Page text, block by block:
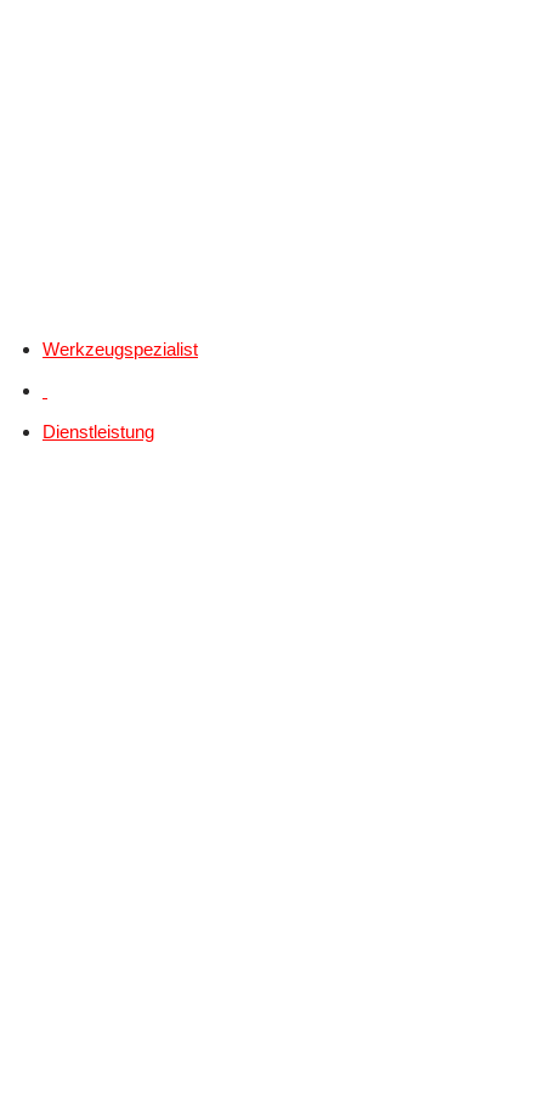
Werkzeugspezialist
Dienstleistung